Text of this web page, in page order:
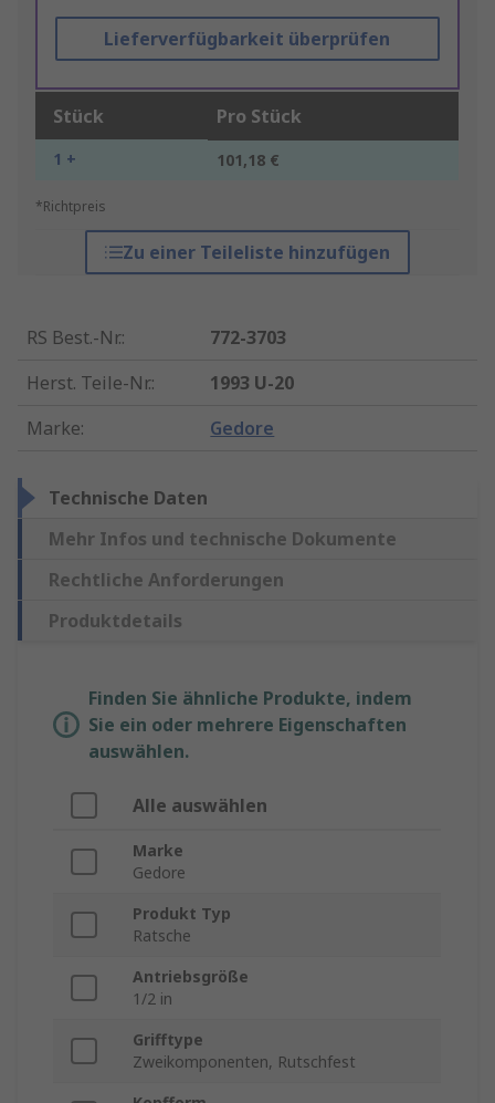
Lieferverfügbarkeit überprüfen
Stück Pro Stück
1 + 101,18 €
*Richtpreis
Zu einer Teileliste hinzufügen
RS Best.-Nr.:
772-3703
Herst. Teile-Nr.:
1993 U-20
Marke: Gedore
Technische Daten
Mehr Infos und technische Dokumente
Rechtliche Anforderungen
Produktdetails
Finden Sie ähnliche Produkte, indem
Sie ein oder mehrere Eigenschaften
auswählen.
Alle auswählen
Marke
Gedore
Produkt Typ
Ratsche
Antriebsgröße
1/2 in
Grifftype
Zweikomponenten, Rutschfest